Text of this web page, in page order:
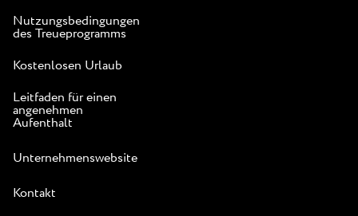
Nutzungsbedingungen
des Treueprogramms
Kostenlosen Urlaub
Leitfaden für einen
angenehmen
Aufenthalt
Unternehmenswebsite
Kontakt